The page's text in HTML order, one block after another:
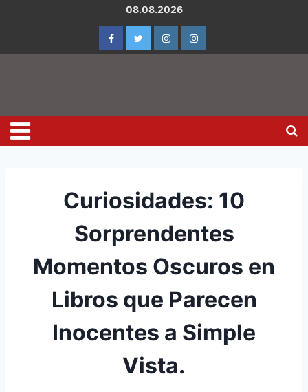
08.08.2026
Curiosidades: 10
Sorprendentes
Momentos Oscuros en
Libros que Parecen
Inocentes a Simple
Vista.